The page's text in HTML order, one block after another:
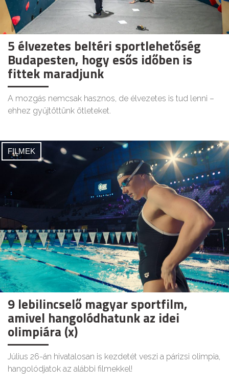
5 élvezetes beltéri sportlehetőség
Budapesten, hogy esős időben is
fittek maradjunk
A mozgás nemcsak hasznos, de élvezetes is tud lenni –
ehhez gyűjtöttünk ötleteket.
FILMEK
9 lebilincselő magyar sportfilm,
amivel hangolódhatunk az idei
olimpiára (x)
Július 26-án hivatalosan is kezdetét veszi a párizsi olimpia,
hangolódjatok az alábbi filmekkel!